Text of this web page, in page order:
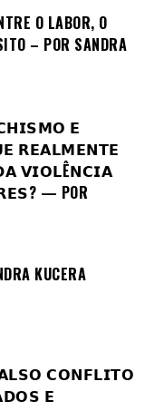
O LABOR, O
– POR SANDRA
𝗘
𝗥𝗘𝗔𝗟𝗠𝗘𝗡𝗧𝗘
𝗩𝗜𝗢𝗟Ê𝗡𝗖𝗜𝗔
— POR
KUCERA
𝗖𝗢𝗡𝗙𝗟𝗜𝗧𝗢
𝗘